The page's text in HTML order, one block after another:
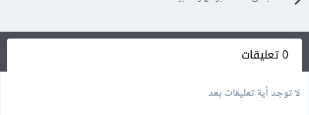
0 تعليقات
لا توجد أية تعليقات بعد